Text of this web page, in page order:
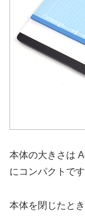
本体の大きさは
にコンパクトです
本体を閉じたと